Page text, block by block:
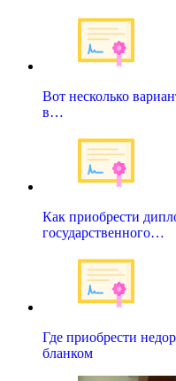
Вот несколько
в…
Как приобрести
государственного…
Где приобрести
бланком